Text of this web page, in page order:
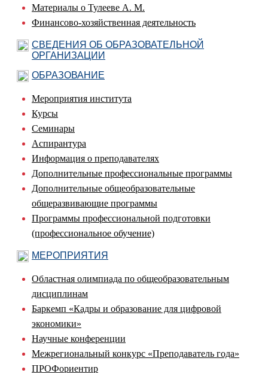
Материалы о Тулееве А. М.
Финансово-хозяйственная деятельность
СВЕДЕНИЯ ОБ ОБРАЗОВАТЕЛЬНОЙ
ОРГАНИЗАЦИИ
ОБРАЗОВАНИЕ
Мероприятия института
Курсы
Семинары
Аспирантура
Информация о преподавателях
Дополнительные профессиональные программы
Дополнительные общеобразовательные
общеразвивающие программы
Программы профессиональной подготовки
(профессиональное обучение)
МЕРОПРИЯТИЯ
Областная олимпиада по общеобразовательным
дисциплинам
Баркемп «Кадры и образование для цифровой
экономики»
Научные конференции
Межрегиональный конкурс «Преподаватель года»
ПРОФориентир